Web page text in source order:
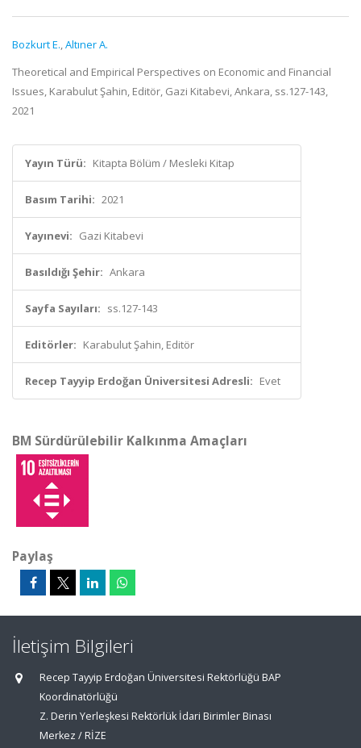
Bozkurt E.,Altıner A.
Theoretical and Empirical Perspectives on Economic and Financial
Issues, Karabulut Şahin, Editör, Gazi Kitabevi, Ankara, ss.127-143,
2021
Yayın Türü: Kitapta Bölüm / Mesleki Kitap
Basım Tarihi: 2021
Yayınevi: Gazi Kitabevi
Basıldığı Şehir: Ankara
Sayfa Sayıları: ss.127-143
Editörler: Karabulut Şahin, Editör
Recep Tayyip Erdoğan Üniversitesi Adresli: Evet
BM Sürdürülebilir Kalkınma Amaçları
Paylaş
İletişim Bilgileri
Recep Tayyip Erdoğan Üniversitesi Rektörlüğü BAP
Koordinatörlüğü
Z. Derin Yerleşkesi Rektörlük İdari Birimler Binası
Merkez / RİZE